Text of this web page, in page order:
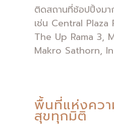
ติดสถานที่ช้อปปิ้งมา
เช่น Central Plaza
The Up Rama 3,
Makro Sathorn,
พื้นที่แห่งคว
สุขทุกมิติ